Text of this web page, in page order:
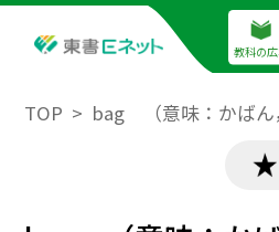
教科の
TOP bag （意味：かばん